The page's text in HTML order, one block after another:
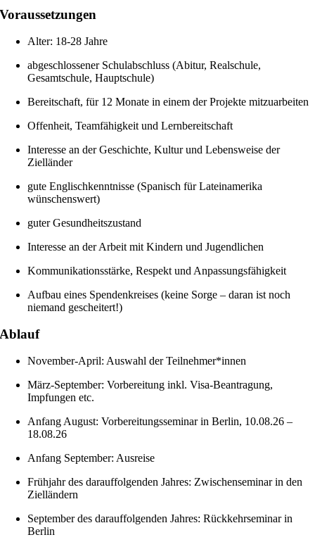
Voraussetzungen
Alter: 18-28 Jahre
abgeschlossener Schulabschluss (Abitur, Realschule,
Gesamtschule, Hauptschule)
Bereitschaft, für 12 Monate in einem der Projekte mitzuarbeiten
Offenheit, Teamfähigkeit und Lernbereitschaft
Interesse an der Geschichte, Kultur und Lebensweise der
Zielländer
gute Englischkenntnisse (Spanisch für Lateinamerika
wünschenswert)
guter Gesundheitszustand
Interesse an der Arbeit mit Kindern und Jugendlichen
Kommunikationsstärke, Respekt und Anpassungsfähigkeit
Aufbau eines Spendenkreises (keine Sorge – daran ist noch
niemand gescheitert!)
Ablauf
November-April: Auswahl der Teilnehmer*innen
März-September: Vorbereitung inkl. Visa-Beantragung,
Impfungen etc.
Anfang August: Vorbereitungsseminar in Berlin, 10.08.26 –
18.08.26
Anfang September: Ausreise
Frühjahr des darauffolgenden Jahres: Zwischenseminar in den
Zielländern
September des darauffolgenden Jahres: Rückkehrseminar in
Berlin